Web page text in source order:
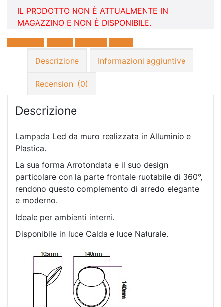
IL PRODOTTO NON È ATTUALMENTE IN
MAGAZZINO E NON È DISPONIBILE.
Descrizione
Informazioni aggiuntive
Recensioni (0)
Descrizione
Lampada Led da muro realizzata in Alluminio e
Plastica.
La sua forma Arrotondata e il suo design
particolare con la parte frontale ruotabile di 360°,
rendono questo complemento di arredo elegante
e moderno.
Ideale per ambienti interni.
Disponibile in luce Calda e luce Naturale.